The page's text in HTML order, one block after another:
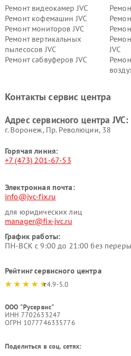
Ремонт видеокамер JVC
Ремонт кофемашин JVC
Ремонт мониторов JVC
Ремонт вертикальных
пылесосов JVC
JVC
Ремонт сабвуферов JVC
Контакты сервис центра
Адрес сервисного центра JVC:
г. Воронеж, Пр. Революции, 38
Горячая линия:
+7 (473) 201-67-53
Электронная почта:
info@jvc-fix.ru
для юридических лиц
manager@fix-jvc.ru
График работы:
ПН-ВСК с 9:00 до 21:00 без
Рейтинг сервисного центра
4.9-5.0
ООО "Русервис"
ИНН 7702633247
ОГРН 1077746335776
Поделиться в соц. сетях: